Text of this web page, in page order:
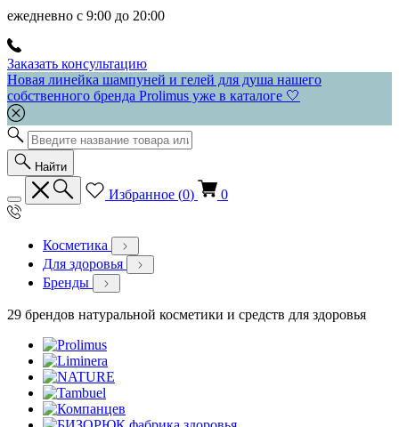
ежедневно с 9:00 до 20:00
Заказать консультацию
Новая линейка шампуней и гелей для душа нашего
собственного бренда Prolimus уже в каталоге 🤍
Найти
Избранное (0) 0
Косметика
Для здоровья
Бренды
29 брендов натуральной косметики и средств для здоровья